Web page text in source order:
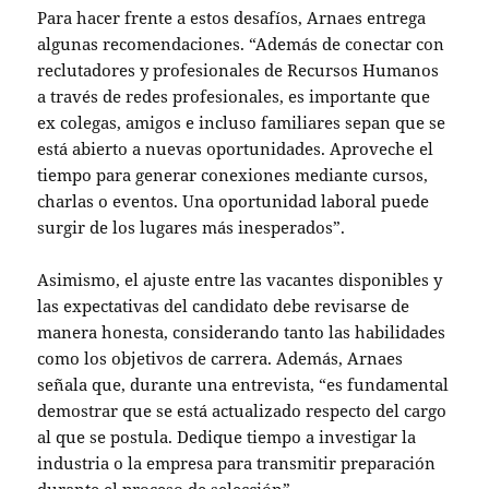
Para hacer frente a estos desafíos, Arnaes entrega
algunas recomendaciones. “Además de conectar con
reclutadores y profesionales de Recursos Humanos
a través de redes profesionales, es importante que
ex colegas, amigos e incluso familiares sepan que se
está abierto a nuevas oportunidades. Aproveche el
tiempo para generar conexiones mediante cursos,
charlas o eventos. Una oportunidad laboral puede
surgir de los lugares más inesperados”.
Asimismo, el ajuste entre las vacantes disponibles y
las expectativas del candidato debe revisarse de
manera honesta, considerando tanto las habilidades
como los objetivos de carrera. Además, Arnaes
señala que, durante una entrevista, “es fundamental
demostrar que se está actualizado respecto del cargo
al que se postula. Dedique tiempo a investigar la
industria o la empresa para transmitir preparación